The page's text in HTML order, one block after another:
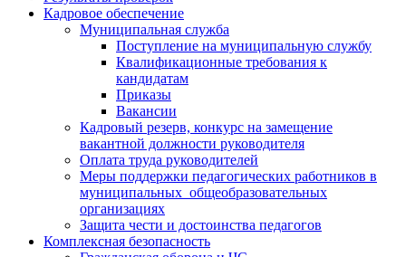
Кадровое обеспечение
Муниципальная служба
Поступление на муниципальную службу
Квалификационные требования к
кандидатам
Приказы
Вакансии
Кадровый резерв, конкурс на замещение
вакантной должности руководителя
Оплата труда руководителей
Меры поддержки педагогических работников в
муниципальных общеобразовательных
организациях
Защита чести и достоинства педагогов
Комплексная безопасность